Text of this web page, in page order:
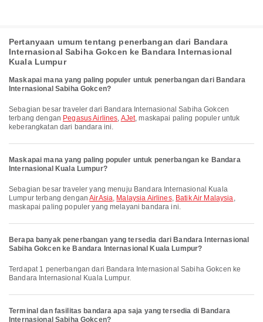
Pertanyaan umum tentang penerbangan dari Bandara
Internasional Sabiha Gokcen ke Bandara Internasional
Kuala Lumpur
Maskapai mana yang paling populer untuk penerbangan dari Bandara
Internasional Sabiha Gokcen?
Sebagian besar traveler dari Bandara Internasional Sabiha Gokcen
terbang dengan Pegasus Airlines, AJet, maskapai paling populer untuk
keberangkatan dari bandara ini.
Maskapai mana yang paling populer untuk penerbangan ke Bandara
Internasional Kuala Lumpur?
Sebagian besar traveler yang menuju Bandara Internasional Kuala
Lumpur terbang denganAirAsia, Malaysia Airlines, Batik Air Malaysia,
maskapai paling populer yang melayani bandara ini.
Berapa banyak penerbangan yang tersedia dari Bandara Internasional
Sabiha Gokcen ke Bandara Internasional Kuala Lumpur?
Terdapat 1 penerbangan dari Bandara Internasional Sabiha Gokcen ke
Bandara Internasional Kuala Lumpur.
Terminal dan fasilitas bandara apa saja yang tersedia di Bandara
Internasional Sabiha Gokcen?